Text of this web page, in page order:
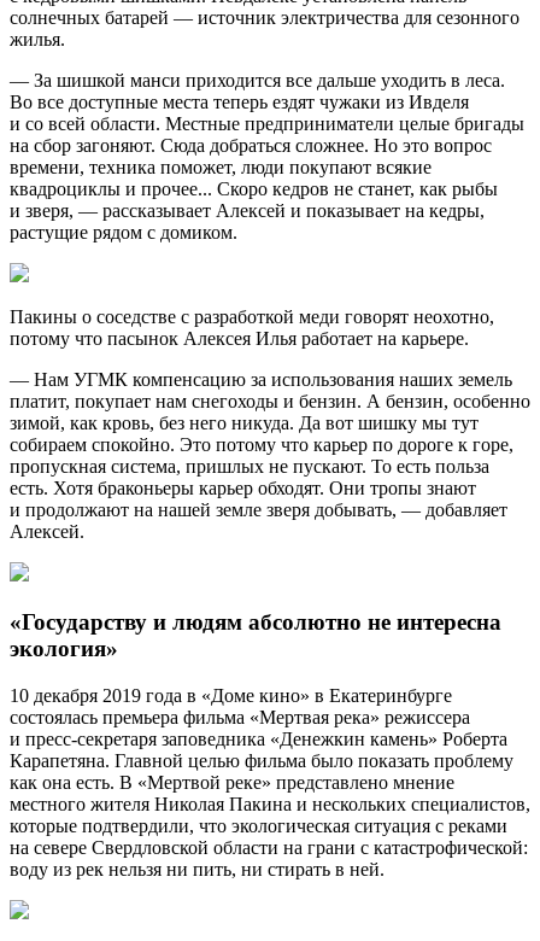
солнечных батарей — источник электричества для сезонного
жилья.
— За шишкой манси приходится все дальше уходить в леса.
Во все доступные места теперь ездят чужаки из Ивделя
и со всей области. Местные предприниматели целые бригады
на сбор загоняют. Сюда добраться сложнее. Но это вопрос
времени, техника поможет, люди покупают всякие
квадроциклы и прочее... Скоро кедров не станет, как рыбы
и зверя, — рассказывает Алексей и показывает на кедры,
растущие рядом с домиком.
Пакины о соседстве с разработкой меди говорят неохотно,
потому что пасынок Алексея Илья работает на карьере.
— Нам УГМК компенсацию за использования наших земель
платит, покупает нам снегоходы и бензин. А бензин, особенно
зимой, как кровь, без него никуда. Да вот шишку мы тут
собираем спокойно. Это потому что карьер по дороге к горе,
пропускная система, пришлых не пускают. То есть польза
есть. Хотя браконьеры карьер обходят. Они тропы знают
и продолжают на нашей земле зверя добывать, — добавляет
Алексей.
«Государству и людям абсолютно не интересна
экология»
10 декабря 2019 года в «Доме кино» в Екатеринбурге
состоялась премьера фильма «Мертвая река» режиссера
и пресс-секретаря заповедника «Денежкин камень» Роберта
Карапетяна. Главной целью фильма было показать проблему
как она есть. В «Мертвой реке» представлено мнение
местного жителя Николая Пакина и нескольких специалистов,
которые подтвердили, что экологическая ситуация с реками
на севере Свердловской области на грани с катастрофической:
воду из рек нельзя ни пить, ни стирать в ней.